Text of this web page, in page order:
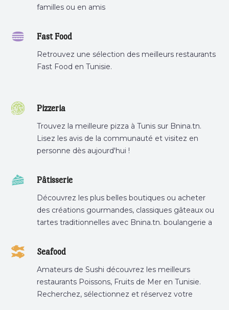
familles ou en amis
Fast Food
Retrouvez une sélection des meilleurs restaurants
Fast Food en Tunisie.
Pizzeria
Trouvez la meilleure pizza à Tunis sur Bnina.tn.
Lisez les avis de la communauté et visitez en
personne dès aujourd'hui !
Pâtisserie
Découvrez les plus belles boutiques ou acheter
des créations gourmandes, classiques gâteaux ou
tartes traditionnelles avec Bnina.tn. boulangerie a
tunis, pâtisserie sousse .
Seafood
Amateurs de Sushi découvrez les meilleurs
restaurants Poissons, Fruits de Mer en Tunisie.
Recherchez, sélectionnez et réservez votre